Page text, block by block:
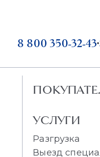
8 800 350-32-43
УСЛУГИ
Разгрузка
Выезд